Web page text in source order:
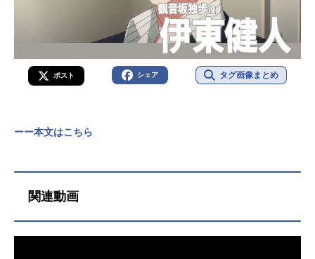
ポスト シェア タグ画像まとめ
ーー本文はこちら
関連動画